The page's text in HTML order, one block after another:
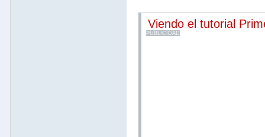
Viendo el tutorial
PUBLICIDAD